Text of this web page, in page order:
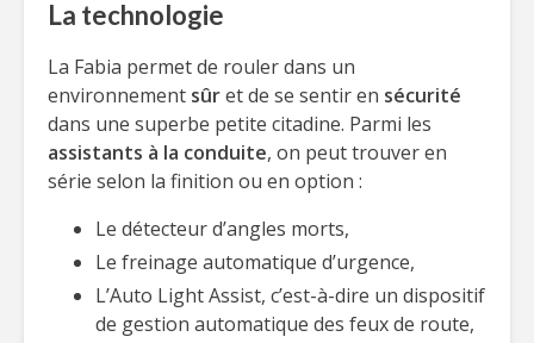
La technologie
La Fabia permet de rouler dans un
environnement sûret de se sentir en sécurité
dans une superbe petite citadine. Parmi les
assistants à la conduite, on peut trouver en
série selon la finition ou en option :
Le détecteur d’angles morts,
Le freinage automatique d’urgence,
L’Auto Light Assist, c’est-à-dire un dispositif
de gestion automatique des feux de route,